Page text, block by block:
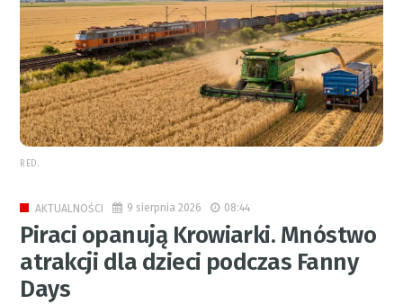
RED.
AKTUALNOŚCI 9 sierpnia 2026 08:44
Piraci opanują Krowiarki. Mnóstwo
atrakcji dla dzieci podczas Fanny
Days